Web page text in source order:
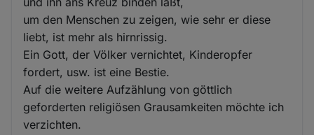
um den Menschen zu zeigen, wie sehr er diese
liebt, ist mehr als hirnrissig.
Ein Gott, der Völker vernichtet, Kinderopfer
fordert, usw. ist eine Bestie.
Auf die weitere Aufzählung von göttlich
geforderten religiösen Grausamkeiten möchte ich
verzichten.